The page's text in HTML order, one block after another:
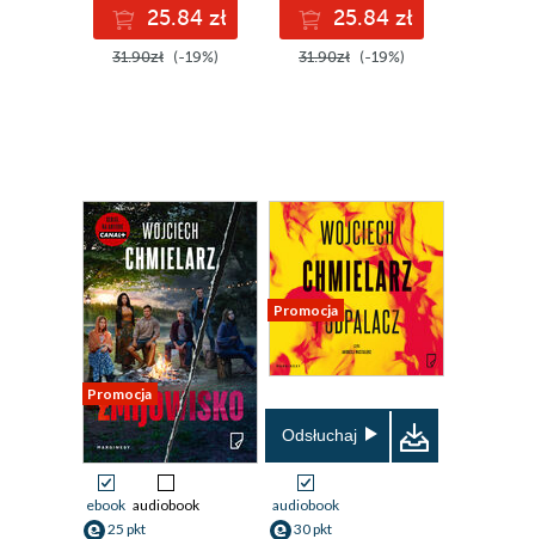
25.84 zł
31.90zł (-19%)
25.84 zł
31.90zł (-19%)
Promocja
ebook audiobook
25 pkt
Promocja
Odsłuchaj
audiobook
30 pkt